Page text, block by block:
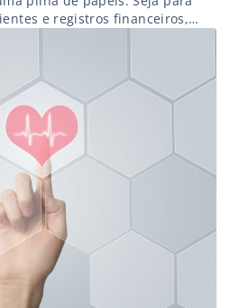
e registros financeiros,
registros estão invadindo
já é possível eliminar o